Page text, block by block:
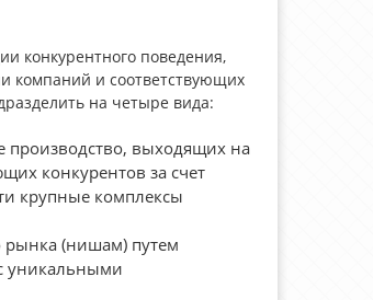
конкурентного поведения,
компаний и соответствующих
на четыре вида:
производство, выходящих на
конкурентов за счет
крупные комплексы
рынка (нишам) путем
уникальными